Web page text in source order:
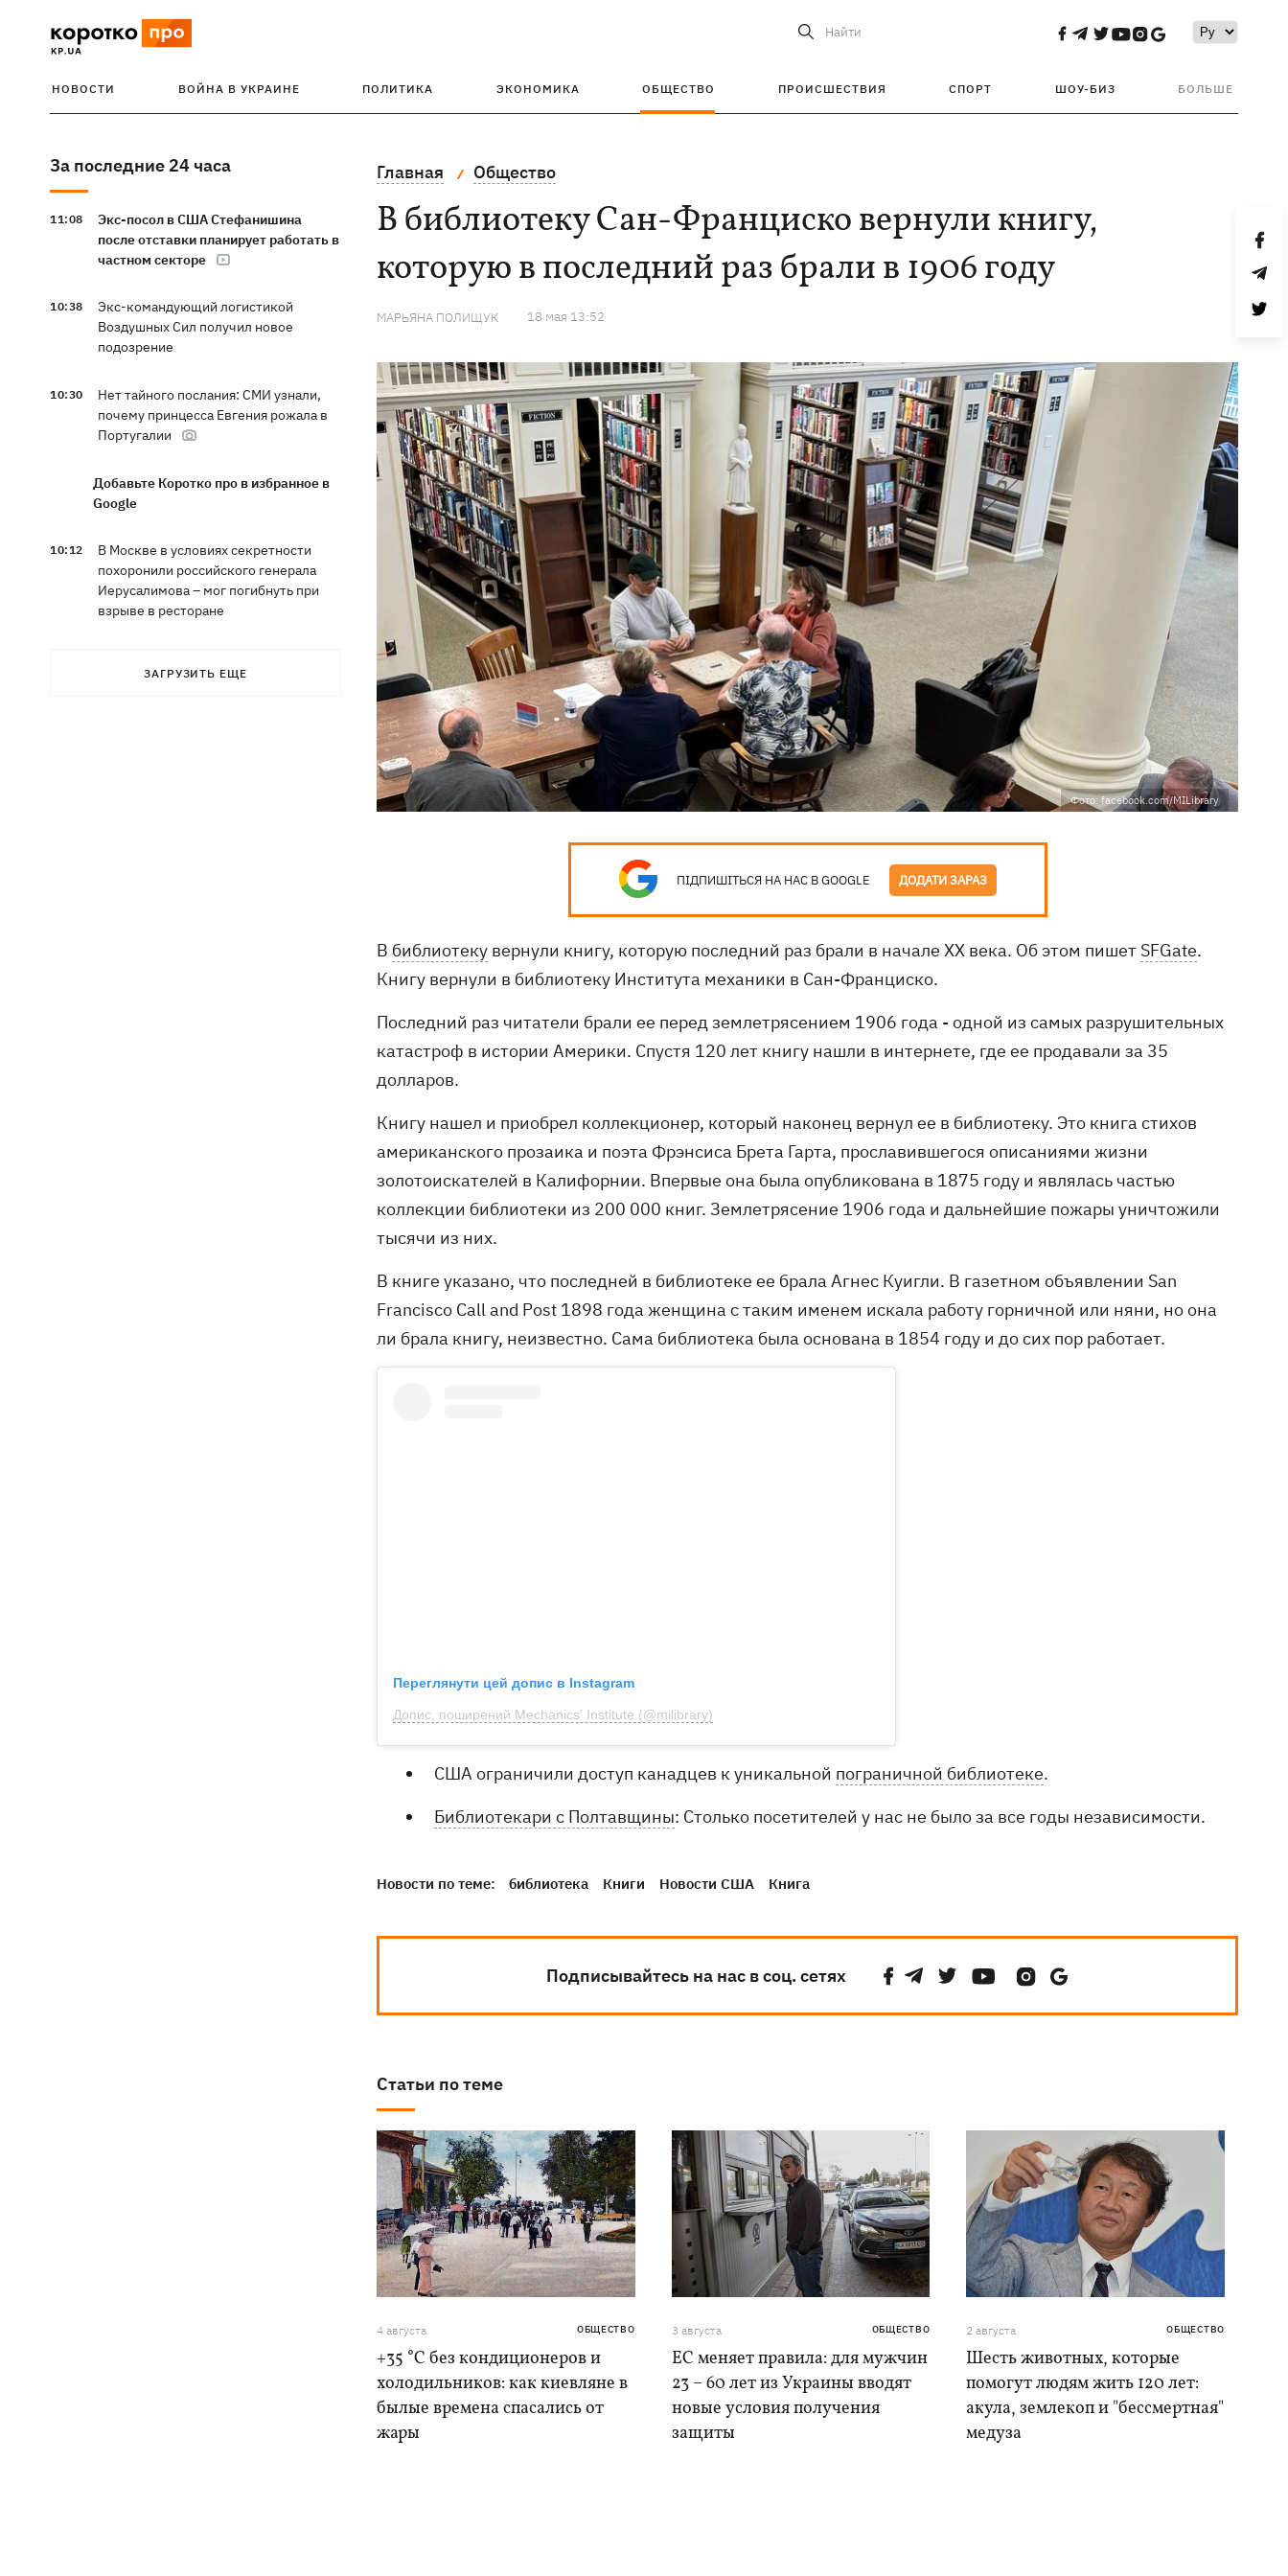
Найти
НОВОСТИ ВОЙНА В УКРАИНЕ ПОЛИТИКА ЭКОНОМИКА ОБЩЕСТВО ПРОИСШЕСТВИЯ СПОРТ ШОУ-БИЗ БОЛЬШЕ
За последние 24 часа
11:08
Экс-посол в США Стефанишина
после отставки планирует работать в
частном секторе
10:38
Экс-командующий логистикой
Воздушных Сил получил новое
подозрение
10:30
Нет тайного послания: СМИ узнали,
почему принцесса Евгения рожала в
Португалии
Добавьте Коротко про в избранное в
Google
10:12
В Москве в условиях секретности
похоронили российского генерала
Иерусалимова – мог погибнуть при
взрыве в ресторане
избрали меру пресечения - шесть
ЗАГРУЗИТЬ ЕЩЕ
Главная Общество
В библиотеку Сан-Франциско вернули книгу,
которую в последний раз брали в 1906 году
МАРЬЯНА ПОЛИЩУК 18 мая 13:52
Фото: facebook.com/MILibrary
ПІДПИШІТЬСЯ НА НАС В GOOGLE ДОДАТИ ЗАРАЗ
В библиотеку вернули книгу, которую последний раз брали в начале XX века. Об этом пишет SFGate.
Книгу вернули в библиотеку Института механики в Сан-Франциско.
Последний раз читатели брали ее перед землетрясением 1906 года - одной из самых разрушительных
катастроф в истории Америки. Спустя 120 лет книгу нашли в интернете, где ее продавали за 35
долларов.
Книгу нашел и приобрел коллекционер, который наконец вернул ее в библиотеку. Это книга стихов
американского прозаика и поэта Фрэнсиса Брета Гарта, прославившегося описаниями жизни
золотоискателей в Калифорнии. Впервые она была опубликована в 1875 году и являлась частью
коллекции библиотеки из 200 000 книг. Землетрясение 1906 года и дальнейшие пожары уничтожили
тысячи из них.
В книге указано, что последней в библиотеке ее брала Агнес Куигли. В газетном объявлении San
Francisco Call and Post 1898 года женщина с таким именем искала работу горничной или няни, но она
ли брала книгу, неизвестно. Сама библиотека была основана в 1854 году и до сих пор работает.
Переглянути цей допис в Instagram
Допис, поширений Mechanics' Institute (@milibrary)
США ограничили доступ канадцев к уникальной пограничной библиотеке.
Библиотекари с Полтавщины: Столько посетителей у нас не было за все годы независимости.
Новости по теме: библиотека Книги Новости США Книга
Подписывайтесь на нас в соц. сетях
Статьи по теме
4 августа ОБЩЕСТВО
+35 °C без кондиционеров и
холодильников: как киевляне в
былые времена спасались от
жары
3 августа ОБЩЕСТВО
ЕС меняет правила: для мужчин
23 – 60 лет из Украины вводят
новые условия получения
защиты
2 августа ОБЩЕСТВО
Шесть животных, которые
помогут людям жить 120 лет:
акула, землекоп и "бессмертная"
медуза